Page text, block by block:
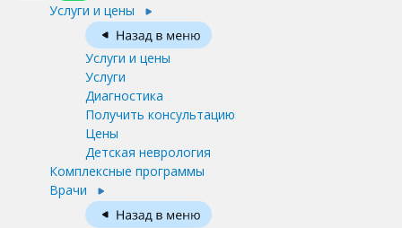
Услуги и цены
Услуги и цены
Услуги
Диагностика
Получить консультацию
Цены
Детская неврология
Комплексные программы
Врачи